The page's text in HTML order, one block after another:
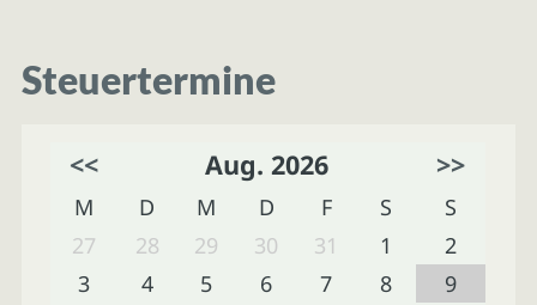
Steuertermine
<< Aug. 2026 >>
M D M D F S
S
27
28 29 30 31 1
2
3
4 5 6 7 8
9